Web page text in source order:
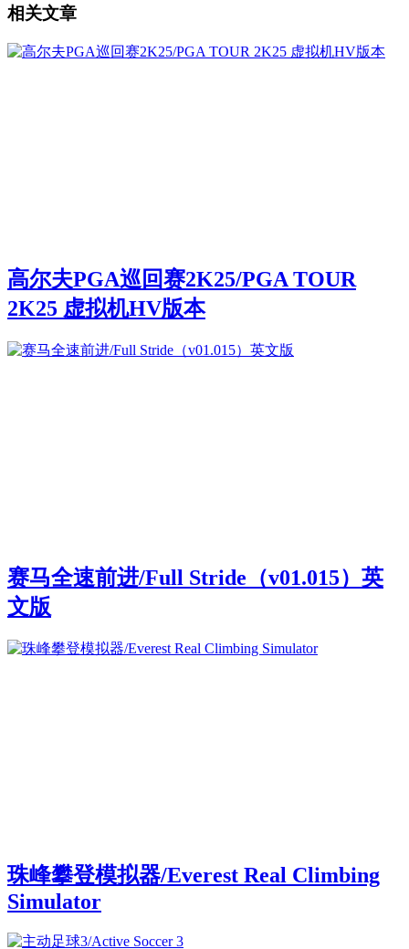
相关文章
高尔夫PGA巡回赛2K25/PGA TOUR
2K25 虚拟机HV版本
赛马全速前进/Full Stride（v01.015）英
文版
珠峰攀登模拟器/Everest Real Climbing
Simulator